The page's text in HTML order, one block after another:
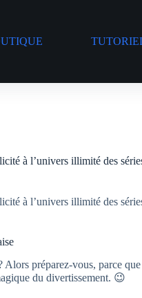
à l’univers illimité des
à l’univers illimité des
Alors préparez-vous, parce
du divertissement. 😉